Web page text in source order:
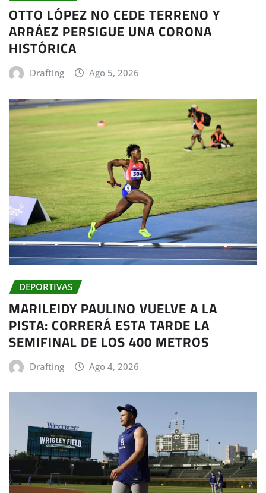
OTTO LÓPEZ NO CEDE TERRENO Y
ARRÁEZ PERSIGUE UNA CORONA
HISTÓRICA
Drafting Ago 5, 2026
DEPORTIVAS
MARILEIDY PAULINO VUELVE A LA
PISTA: CORRERÁ ESTA TARDE LA
SEMIFINAL DE LOS 400 METROS
Drafting Ago 4, 2026